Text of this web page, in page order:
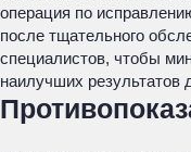
операция по
после тщательного
специалистов, чтобы
наилучших результатов